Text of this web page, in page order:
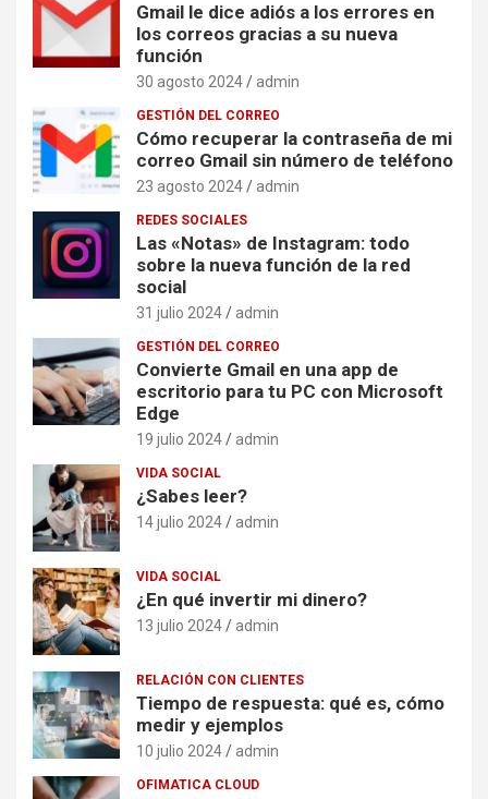
Gmail le dice adiós a los errores en
los correos gracias a su nueva
función
30 agosto 2024 admin
GESTIÓN DEL CORREO
Cómo recuperar la contraseña de mi
correo Gmail sin número de teléfono
23 agosto 2024 admin
REDES SOCIALES
Las «Notas» de Instagram: todo
sobre la nueva función de la red
social
31 julio 2024 admin
GESTIÓN DEL CORREO
Convierte Gmail en una app de
escritorio para tu PC con Microsoft
Edge
19 julio 2024 admin
VIDA SOCIAL
¿Sabes leer?
14 julio 2024 admin
VIDA SOCIAL
¿En qué invertir mi dinero?
13 julio 2024 admin
RELACIÓN CON CLIENTES
Tiempo de respuesta: qué es, cómo
medir y ejemplos
10 julio 2024 admin
OFIMATICA CLOUD